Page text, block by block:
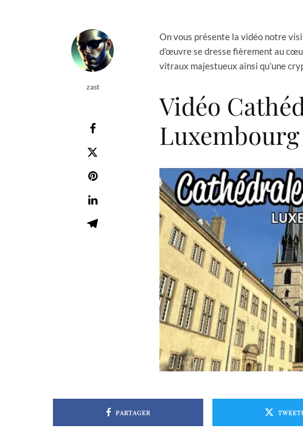
zast
On vous présente la vidéo notre
d’œuvre se dresse fièrement au
vitraux majestueux ainsi qu’une
Vidéo
Luxembourg
PARTAGER